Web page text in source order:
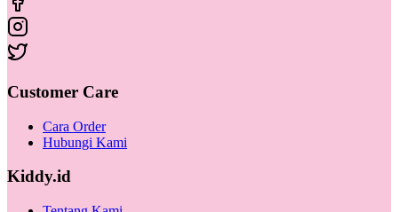
Customer Care
Cara Order
Hubungi Kami
Kiddy.id